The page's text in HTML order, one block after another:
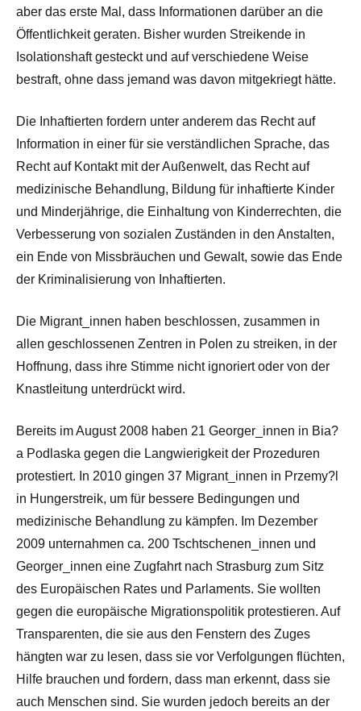
aber das erste Mal, dass Informationen darüber an die
Öffentlichkeit geraten. Bisher wurden Streikende in
Isolationshaft gesteckt und auf verschiedene Weise
bestraft, ohne dass jemand was davon mitgekriegt hätte.
Die Inhaftierten fordern unter anderem das Recht auf
Information in einer für sie verständlichen Sprache, das
Recht auf Kontakt mit der Außenwelt, das Recht auf
medizinische Behandlung, Bildung für inhaftierte Kinder
und Minderjährige, die Einhaltung von Kinderrechten, die
Verbesserung von sozialen Zuständen in den Anstalten,
ein Ende von Missbräuchen und Gewalt, sowie das Ende
der Kriminalisierung von Inhaftierten.
Die Migrant_innen haben beschlossen, zusammen in
allen geschlossenen Zentren in Polen zu streiken, in der
Hoffnung, dass ihre Stimme nicht ignoriert oder von der
Knastleitung unterdrückt wird.
Bereits im August 2008 haben 21 Georger_innen in Bia?
a Podlaska gegen die Langwierigkeit der Prozeduren
protestiert. In 2010 gingen 37 Migrant_innen in Przemy?l
in Hungerstreik, um für bessere Bedingungen und
medizinische Behandlung zu kämpfen. Im Dezember
2009 unternahmen ca. 200 Tschtschenen_innen und
Georger_innen eine Zugfahrt nach Strasburg zum Sitz
des Europäischen Rates und Parlaments. Sie wollten
gegen die europäische Migrationspolitik protestieren. Auf
Transparenten, die sie aus den Fenstern des Zuges
hängten war zu lesen, dass sie vor Verfolgungen flüchten,
Hilfe brauchen und fordern, dass man erkennt, dass sie
auch Menschen sind. Sie wurden jedoch bereits an der